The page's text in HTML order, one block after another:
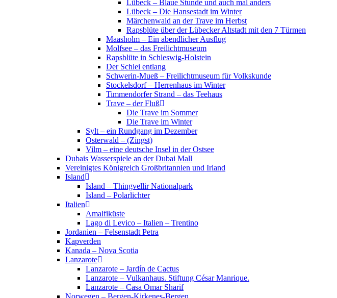
Lübeck – Blaue Stunde und auch mal anders
Lübeck – Die Hansestadt im Winter
Märchenwald an der Trave im Herbst
Rapsblüte über der Lübecker Altstadt mit den 7 Türmen
Maasholm – Ein abendlicher Ausflug
Molfsee – das Freilichtmuseum
Rapsblüte in Schleswig-Holstein
Der Schlei entlang
Schwerin-Mueß – Freilichtmuseum für Volkskunde
Stockelsdorf – Herrenhaus im Winter
Timmendorfer Strand – das Teehaus
Trave – der Fluß
Die Trave im Sommer
Die Trave im Winter
Sylt – ein Rundgang im Dezember
Osterwald – (Zingst)
Vilm – eine deutsche Insel in der Ostsee
Dubais Wasserspiele an der Dubai Mall
Vereinigtes Königreich Großbritannien und Irland
Island
Island – Thingvellir Nationalpark
Island – Polarlichter
Italien
Amalfiküste
Lago di Levico – Italien – Trentino
Jordanien – Felsenstadt Petra
Kapverden
Kanada – Nova Scotia
Lanzarote
Lanzarote – Jardín de Cactus
Lanzarote – Vulkanhaus. Stiftung César Manrique.
Lanzarote – Casa Omar Sharif
Norwegen – Bergen-Kirkenes-Bergen